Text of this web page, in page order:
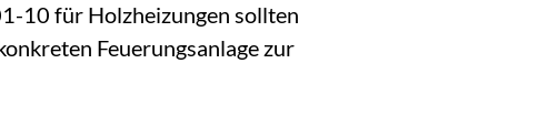
10 für Holzheizungen sollten
Feuerungsanlage zur